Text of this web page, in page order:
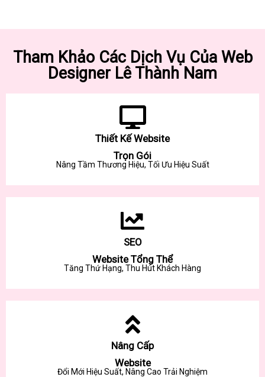
Tham Khảo Các Dịch Vụ Của Web
Designer Lê Thành Nam
Thiết Kế Website
Trọn Gói
Nâng Tầm Thương Hiệu, Tối Ưu Hiệu Suất
SEO
Website Tổng Thể
Tăng Thứ Hạng, Thu Hút Khách Hàng
Nâng Cấp
Website
Đổi Mới Hiệu Suất, Nâng Cao Trải Nghiệm